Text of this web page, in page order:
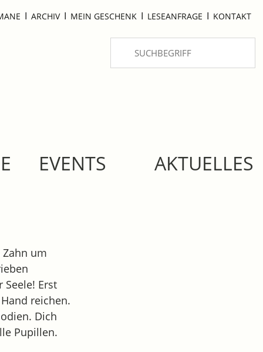
I ARCHIV I MEIN GESCHENK I LESEANFRAGE I KONTAKT
EVENTS AKTUELLES
Zahn um
Erst
reichen.
Dich
Pupillen.